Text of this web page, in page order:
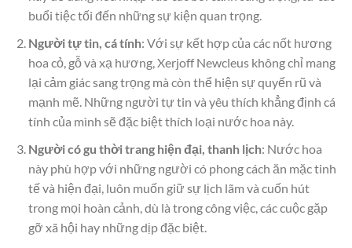
buổi tiệc tối đến những sự kiện quan trọng.
Người tự tin, cá tính: Với sự kết hợp của các nốt hương
hoa cỏ, gỗ và xạ hương, Xerjoff Newcleus không chỉ mang
lại cảm giác sang trọng mà còn thể hiện sự quyến rũ và
mạnh mẽ. Những người tự tin và yêu thích khẳng định cá
tính của mình sẽ đặc biệt thích loại nước hoa này.
Người có gu thời trang hiện đại, thanh lịch: Nước hoa
này phù hợp với những người có phong cách ăn mặc tinh
tế và hiện đại, luôn muốn giữ sự lịch lãm và cuốn hút
trong mọi hoàn cảnh, dù là trong công việc, các cuộc gặp
gỡ xã hội hay những dịp đặc biệt.